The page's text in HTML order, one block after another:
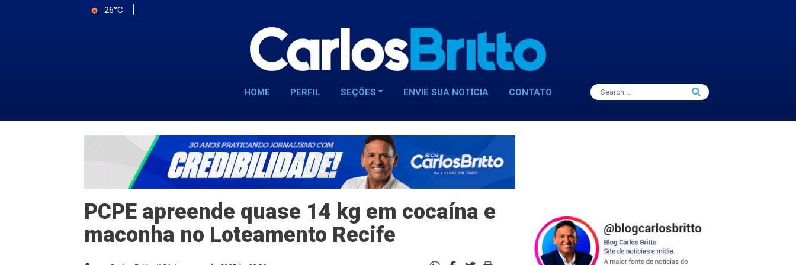
26°C
HOME PERFIL SEÇÕES ENVIE SUA NOTÍCIA CONTATO
Search
for:
Search
PCPE apreende quase 14 kg em cocaína e
maconha no Loteamento Recife